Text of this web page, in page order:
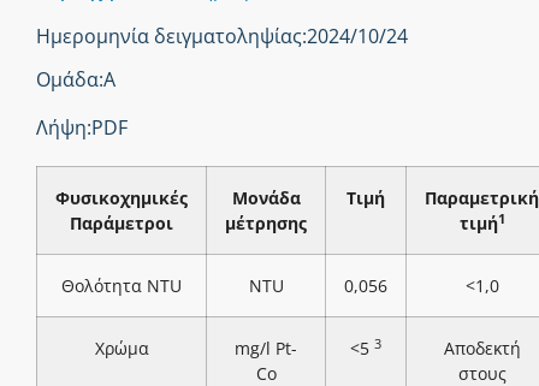
Ημερομηνία δειγματοληψίας:2024/10/24
Ομάδα:Α
Λήψη:PDF
Φυσικοχημικές
Παράμετροι
Μονάδα
μέτρησης
Τιμή
Παραμετρική
τιμή1
Θολότητα NTU NTU 0,056 <1,0
Χρώμα
mg/l Pt-
Co
<5 3
Αποδεκτή
στους